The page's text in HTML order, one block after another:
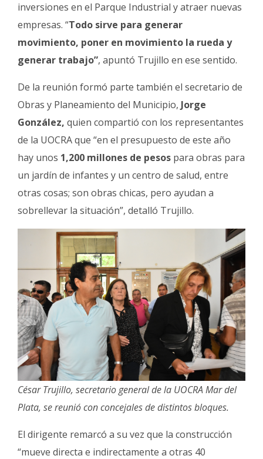
inversiones en el Parque Industrial y atraer nuevas
empresas. “Todo sirve para generar
movimiento, poner en movimiento la rueda y
generar trabajo”, apuntó Trujillo en ese sentido.
De la reunión formó parte también el secretario de
Obras y Planeamiento del Municipio, Jorge
González, quien compartió con los representantes
de la UOCRA que “en el presupuesto de este año
hay unos 1,200 millones de pesos para obras para
un jardín de infantes y un centro de salud, entre
otras cosas; son obras chicas, pero ayudan a
sobrellevar la situación”, detalló Trujillo.
César Trujillo, secretario general de la UOCRA Mar del
Plata, se reunió con concejales de distintos bloques.
El dirigente remarcó a su vez que la construcción
“mueve directa e indirectamente a otras 40